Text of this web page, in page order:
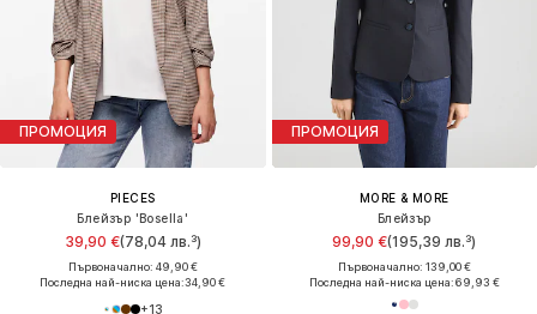
ПРОМОЦИЯ
PIECES
Блейзър 'Bosella'
39,90 €(78,04 лв.³)
Първоначално: 49,90 €
Последна най-ниска цена:34,90 €
+13
ПРОМОЦИЯ
MORE & MORE
Блейзър
99,90 €(195,39 лв.³)
Първоначално: 139,00 €
Последна най-ниска цена:69,93 €